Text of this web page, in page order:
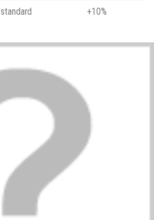
standard +10%